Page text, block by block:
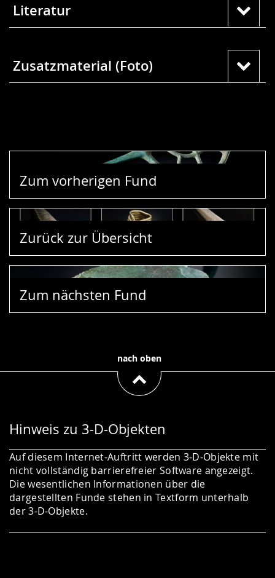
Literatur
Zusatzmaterial (Foto)
Zum vorherigen Fund
Zurück zur Übersicht
Zum nächsten Fund
nach oben
Hinweis zu 3-D-Objekten
Auf diesem Internet-Auftritt werden 3-D-Objekte mit
nicht vollständig barrierefreier Software angezeigt.
Die wesentlichen Informationen über die
dargestellten Funde stehen in Textform unterhalb
der 3-D-Objekte.